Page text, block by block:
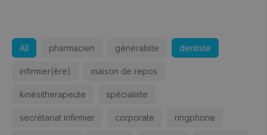
All pharmacien généraliste dentiste
infirmier(ère) maison de repos
kinésitherapeute spécialiste
secrétariat infirmier corporate ringphone